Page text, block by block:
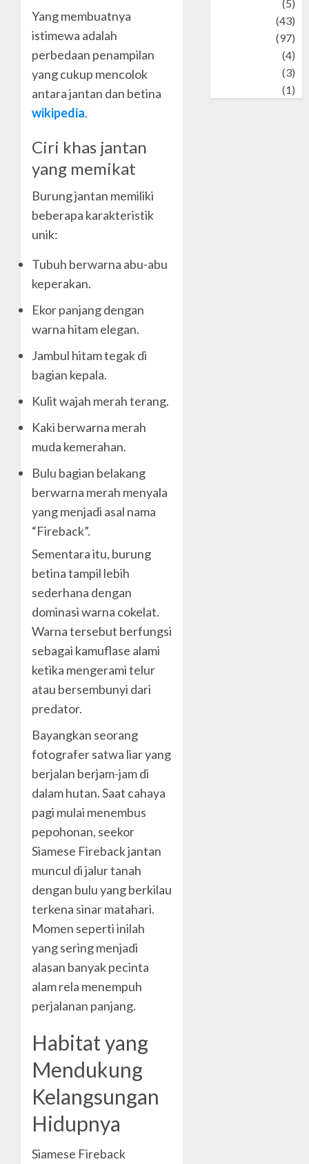
Yang membuatnya
istimewa adalah
perbedaan penampilan
yang cukup mencolok
antara jantan dan betina
wikipedia.
Ciri khas jantan
yang memikat
Burung jantan memiliki
beberapa karakteristik
unik:
Tubuh berwarna abu-abu
keperakan.
Ekor panjang dengan
warna hitam elegan.
Jambul hitam tegak di
bagian kepala.
Kulit wajah merah terang.
Kaki berwarna merah
muda kemerahan.
Bulu bagian belakang
berwarna merah menyala
yang menjadi asal nama
“Fireback”.
Sementara itu, burung
betina tampil lebih
sederhana dengan
dominasi warna cokelat.
Warna tersebut berfungsi
sebagai kamuflase alami
ketika mengerami telur
atau bersembunyi dari
predator.
Bayangkan seorang
fotografer satwa liar yang
berjalan berjam-jam di
dalam hutan. Saat cahaya
pagi mulai menembus
pepohonan, seekor
Siamese Fireback jantan
muncul di jalur tanah
dengan bulu yang berkilau
terkena sinar matahari.
Momen seperti inilah
yang sering menjadi
alasan banyak pecinta
alam rela menempuh
perjalanan panjang.
Habitat yang
Mendukung
Kelangsungan
Hidupnya
Siamese Fireback
(5)
(43)
(97)
(4)
(3)
(1)